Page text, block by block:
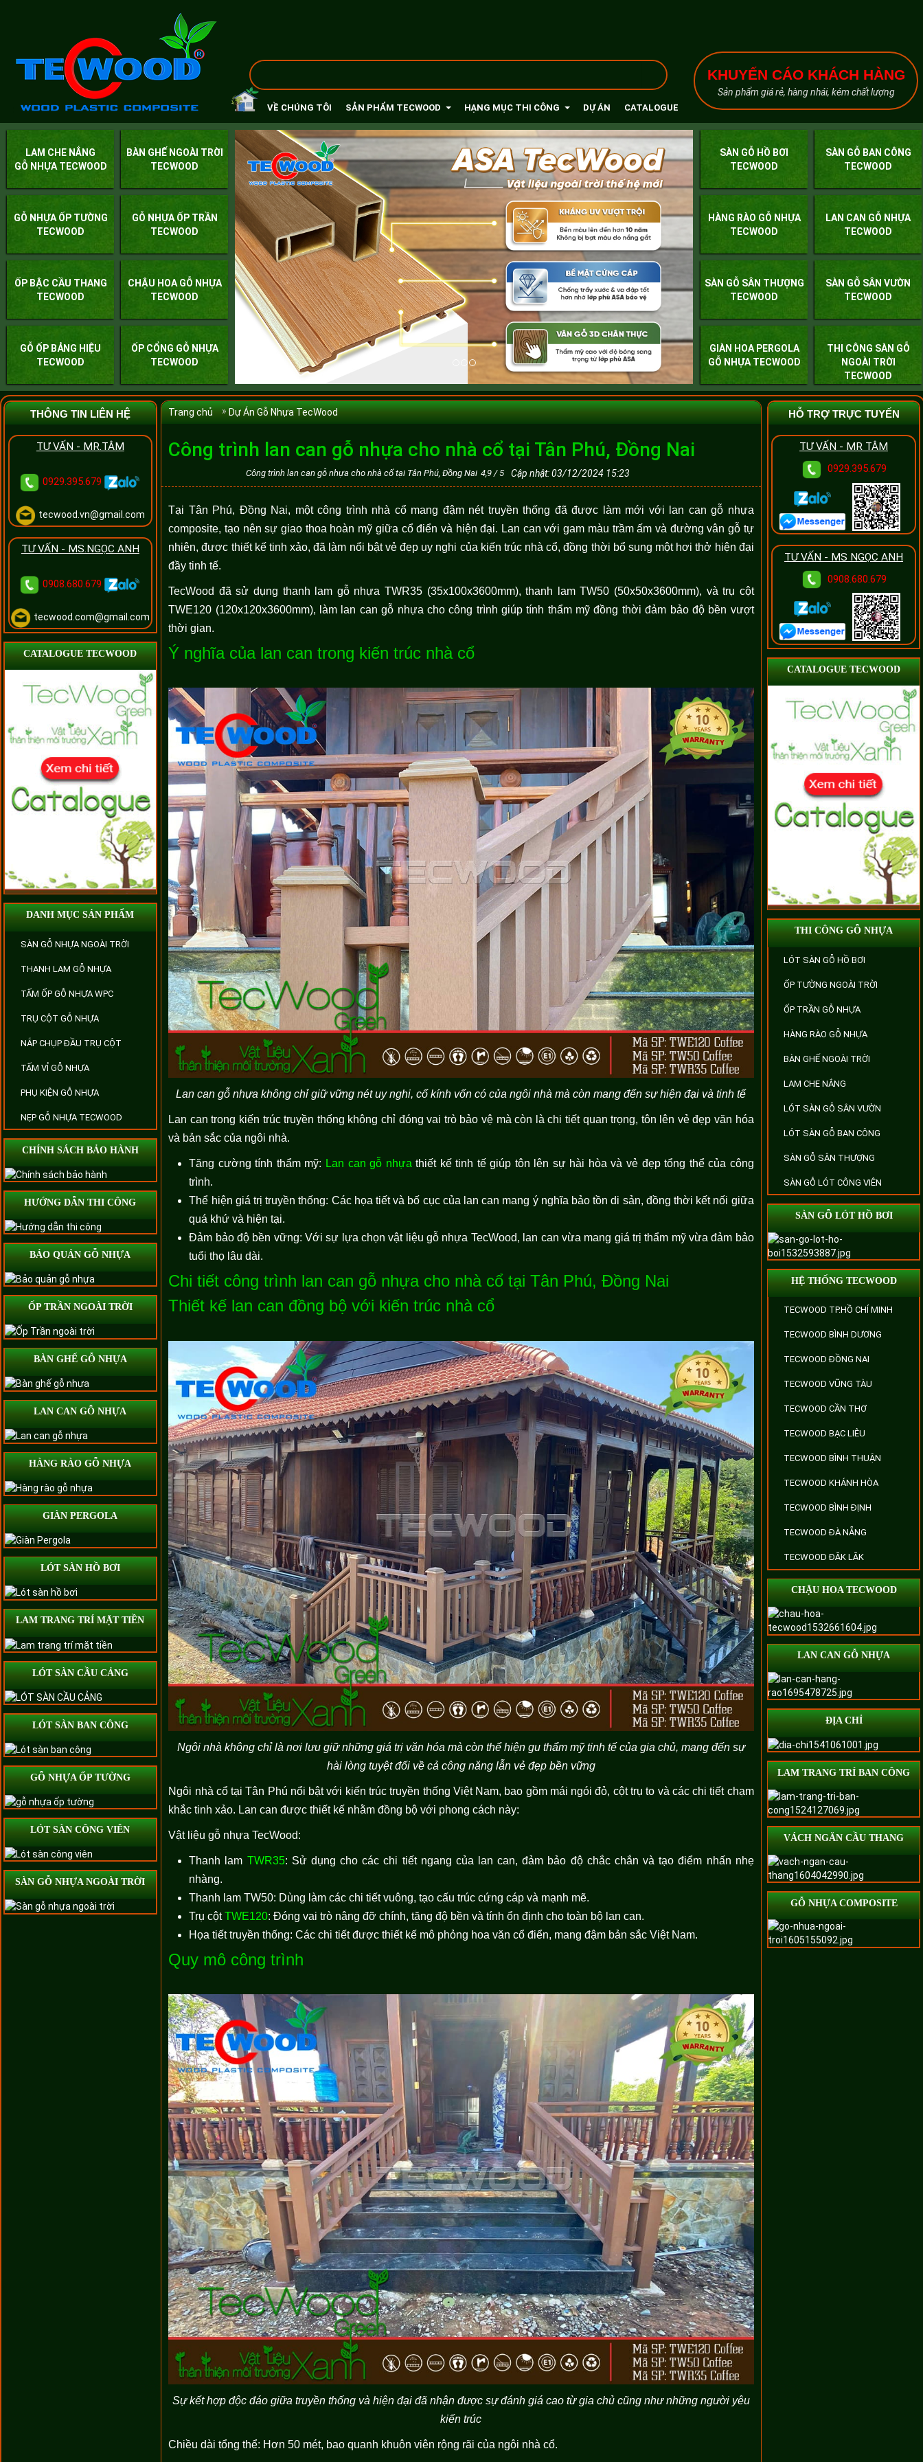
VỀ CHÚNG TÔI SẢN PHẨM TECWOOD HẠNG MỤC THI CÔNG DỰ ÁN CATALOGUE
KHUYẾN CÁO KHÁCH HÀNG
Sản phẩm giá rẻ, hàng nhái, kém chất lượng
LAM CHE NẮNG
GỖ NHỰA TECWOOD
BÀN GHẾ NGOÀI TRỜI
TECWOOD
GỖ NHỰA ỐP TƯỜNG
TECWOOD
GỖ NHỰA ỐP TRẦN
TECWOOD
ỐP BẬC CẦU THANG
TECWOOD
CHẬU HOA GỖ NHỰA
TECWOOD
GỖ ỐP BẢNG HIỆU
TECWOOD
ỐP CỔNG GỖ NHỰA
TECWOOD
SÀN GỖ HỒ BƠI
TECWOOD
SÀN GỖ BAN CÔNG
TECWOOD
HÀNG RÀO GỖ NHỰA
TECWOOD
LAN CAN GỖ NHỰA
TECWOOD
SÀN GỖ SÂN THƯỢNG
TECWOOD
SÀN GỖ SÂN VƯỜN
TECWOOD
GIÀN HOA PERGOLA
GỖ NHỰA TECWOOD
THI CÔNG SÀN GỖ
NGOÀI TRỜI
TECWOOD
THÔNG TIN LIÊN HỆ
TƯ VẤN - MR.TÂM
0929.395.679
tecwood.vn@gmail.com
TƯ VẤN - MS.NGỌC ANH
0908.680.679
tecwood.com@gmail.com
CATALOGUE TECWOOD
DANH MỤC SẢN PHẨM
SÀN GỖ NHỰA NGOÀI TRỜI
THANH LAM GỖ NHỰA
TẤM ỐP GỖ NHỰA WPC
TRỤ CỘT GỖ NHỰA
NẮP CHỤP ĐẦU TRỤ CỘT
TẤM VỈ GỖ NHỰA
PHỤ KIỆN GỖ NHỰA
NẸP GỖ NHỰA TECWOOD
CHÍNH SÁCH BẢO HÀNH
HƯỚNG DẪN THI CÔNG
BẢO QUẢN GỖ NHỰA
ỐP TRẦN NGOÀI TRỜI
BÀN GHẾ GỖ NHỰA
LAN CAN GỖ NHỰA
HÀNG RÀO GỖ NHỰA
GIÀN PERGOLA
LÓT SÀN HỒ BƠI
LAM TRANG TRÍ MẶT TIỀN
LÓT SÀN CẦU CẢNG
LÓT SÀN BAN CÔNG
GỖ NHỰA ỐP TƯỜNG
LÓT SÀN CÔNG VIÊN
SÀN GỖ NHỰA NGOÀI TRỜI
Trang chủ Dự Án Gỗ Nhựa TecWood
Công trình lan can gỗ nhựa cho nhà cổ tại Tân Phú, Đồng Nai
Công trình lan can gỗ nhựa cho nhà cổ tại Tân Phú, Đồng Nai 4,9 /5 Cập nhật: 03/12/2024 15:23
Tại Tân Phú, Đồng Nai, một công trình nhà cổ mang đậm nét truyền thống đã được làm mới với lan can gỗ nhựa
composite, tạo nên sự giao thoa hoàn mỹ giữa cổ điển và hiện đại. Lan can với gam màu trầm ấm và đường vân gỗ tự
nhiên, được thiết kế tinh xảo, đã làm nổi bật vẻ đẹp uy nghi của kiến trúc nhà cổ, đồng thời bổ sung một hơi thở hiện đại
đầy tinh tế.
TecWood đã sử dụng thanh lam gỗ nhựa TWR35 (35x100x3600mm), thanh lam TW50 (50x50x3600mm), và trụ cột
TWE120 (120x120x3600mm), làm lan can gỗ nhựa cho công trình giúp tính thẩm mỹ đồng thời đảm bảo độ bền vượt
thời gian.
Ý nghĩa của lan can trong kiến trúc nhà cổ
Lan can gỗ nhựa không chỉ giữ vững nét uy nghi, cổ kính vốn có của ngôi nhà mà còn mang đến sự hiện đại và tinh tế
Lan can trong kiến trúc truyền thống không chỉ đóng vai trò bảo vệ mà còn là chi tiết quan trọng, tôn lên vẻ đẹp văn hóa
và bản sắc của ngôi nhà.
Tăng cường tính thẩm mỹ: Lan can gỗ nhựathiết kế tinh tế giúp tôn lên sự hài hòa và vẻ đẹp tổng thể của công
trình.
Thể hiện giá trị truyền thống: Các họa tiết và bố cục của lan can mang ý nghĩa bảo tồn di sản, đồng thời kết nối giữa
quá khứ và hiện tại.
Đảm bảo độ bền vững: Với sự lựa chọn vật liệu gỗ nhựa TecWood, lan can vừa mang giá trị thẩm mỹ vừa đảm bảo
tuổi thọ lâu dài.
Chi tiết công trình lan can gỗ nhựa cho nhà cổ tại Tân Phú, Đồng Nai
Thiết kế lan can đồng bộ với kiến trúc nhà cổ
Ngôi nhà không chỉ là nơi lưu giữ những giá trị văn hóa mà còn thể hiện gu thẩm mỹ tinh tế của gia chủ, mang đến sự
hài lòng tuyệt đối về cả công năng lẫn vẻ đẹp bền vững
Ngôi nhà cổ tại Tân Phú nổi bật với kiến trúc truyền thống Việt Nam, bao gồm mái ngói đỏ, cột trụ to và các chi tiết chạm
khắc tinh xảo. Lan can được thiết kế nhằm đồng bộ với phong cách này:
Vật liệu gỗ nhựa TecWood:
Thanh lam TWR35: Sử dụng cho các chi tiết ngang của lan can, đảm bảo độ chắc chắn và tạo điểm nhấn nhẹ
nhàng.
Thanh lam TW50: Dùng làm các chi tiết vuông, tạo cấu trúc cứng cáp và mạnh mẽ.
Trụ cộtTWE120: Đóng vai trò nâng đỡ chính, tăng độ bền và tính ổn định cho toàn bộ lan can.
Họa tiết truyền thống: Các chi tiết được thiết kế mô phỏng hoa văn cổ điển, mang đậm bản sắc Việt Nam.
Quy mô công trình
Sự kết hợp độc đáo giữa truyền thống và hiện đại đã nhận được sự đánh giá cao từ gia chủ cũng như những người yêu
kiến trúc
Chiều dài tổng thể: Hơn 50 mét, bao quanh khuôn viên rộng rãi của ngôi nhà cổ.
HỖ TRỢ TRỰC TUYẾN
TƯ VẤN - MR TÂM
0929.395.679
TƯ VẤN - MS NGỌC ANH
0908.680.679
CATALOGUE TECWOOD
THI CÔNG GỖ NHỰA
LÓT SÀN GỖ HỒ BƠI
ỐP TƯỜNG NGOÀI TRỜI
ỐP TRẦN GỖ NHỰA
HÀNG RÀO GỖ NHỰA
BÀN GHẾ NGOÀI TRỜI
LAM CHE NẮNG
LÓT SÀN GỖ SÂN VƯỜN
LÓT SÀN GỖ BAN CÔNG
SÀN GỖ SÂN THƯỢNG
SÀN GỖ LÓT CÔNG VIÊN
SÀN GỖ LÓT HỒ BƠI
HỆ THỐNG TECWOOD
TECWOOD TP.HỒ CHÍ MINH
TECWOOD BÌNH DƯƠNG
TECWOOD ĐỒNG NAI
TECWOOD VŨNG TÀU
TECWOOD CẦN THƠ
TECWOOD BẠC LIÊU
TECWOOD BÌNH THUẬN
TECWOOD KHÁNH HÒA
TECWOOD BÌNH ĐỊNH
TECWOOD ĐÀ NẴNG
TECWOOD ĐĂK LĂK
CHẬU HOA TECWOOD
LAN CAN GỖ NHỰA
ĐỊA CHỈ
LAM TRANG TRÍ BAN CÔNG
VÁCH NGĂN CẦU THANG
GỖ NHỰA COMPOSITE